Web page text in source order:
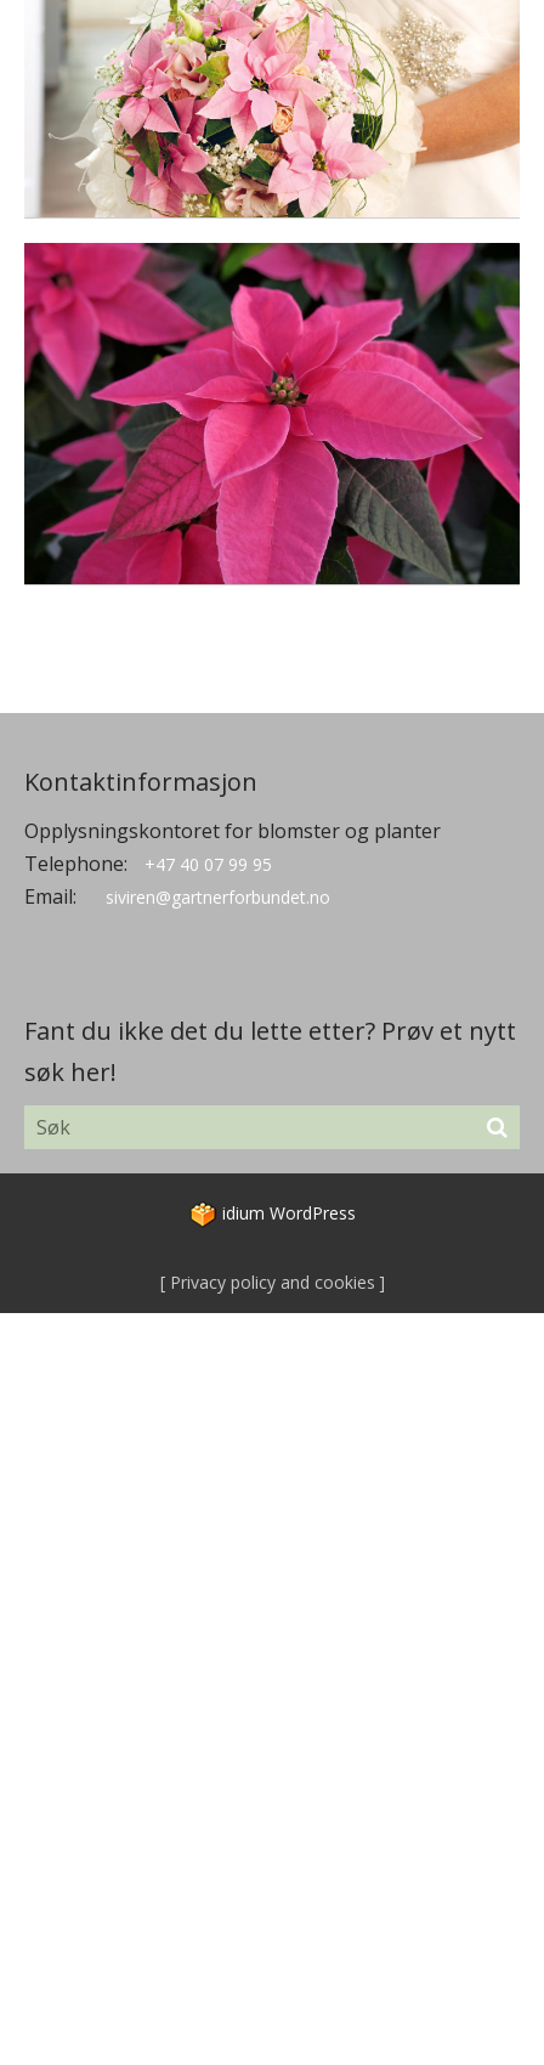
Kontaktinformasjon
Opplysningskontoret for blomster og planter
Telephone:
+47 40 07 99 95
Email: siviren@gartnerforbundet.no
Fant du ikke det du lette etter? Prøv et nytt
søk her!
idium WordPress
Privacy policy and cookies